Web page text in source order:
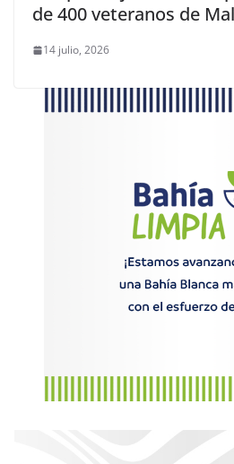
de 400 veteranos de
14 julio, 2026